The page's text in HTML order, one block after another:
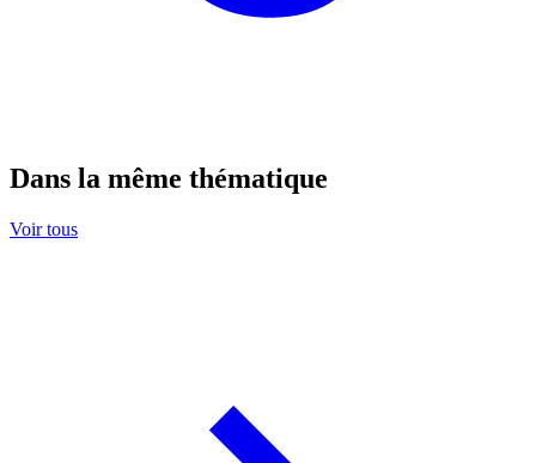
Dans la même thématique
Voir tous